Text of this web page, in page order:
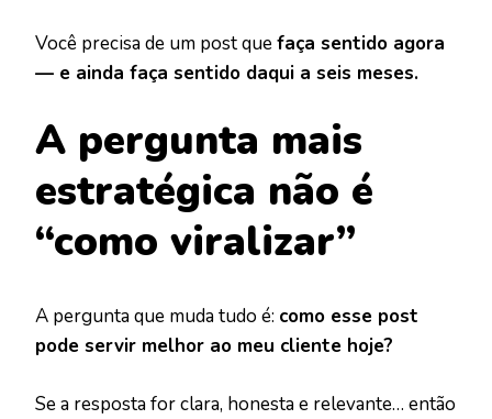
Você precisa de um post quefaça sentido agora
— e ainda faça sentido daqui a seis meses.
A pergunta mais
estratégica não é
“como viralizar”
A pergunta que muda tudo é: como esse post
pode servir melhor ao meu cliente hoje?
Se a resposta for clara, honesta e relevante… então